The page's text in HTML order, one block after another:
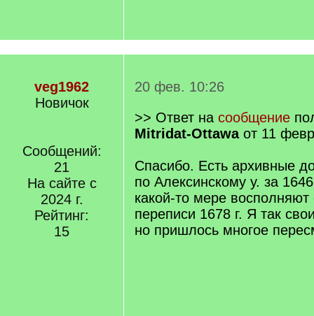
veg1962
Новичок
Сообщений:
21
На сайте с
2024 г.
Рейтинг:
15
20 фев. 10:26
>> Ответ на сообщение
Mitridat-Ottawaот 11
Спасибо. Есть архивные
по Алексинскому у. за
какой-то мере восполняют
переписи 1678 г. Я так
но пришлось многое